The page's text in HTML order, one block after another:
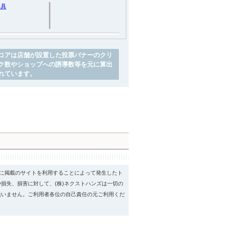
アは店舗が設置した投票バナーのクリ
数やショップへの誘導数等を元に算出
ています。
掲載のサイトを利用することによって発生したト
損失、損害に対して、(株)ネクストハンズは一切の
ません。ご利用者各位の自己責任の元ご利用くだ